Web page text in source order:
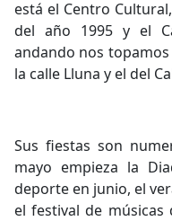
está el Centro
del año 1995 y el
andando nos topamos
la calle Lluna y el del
Sus fiestas son
mayo empieza la
deporte en junio, el
el festival de